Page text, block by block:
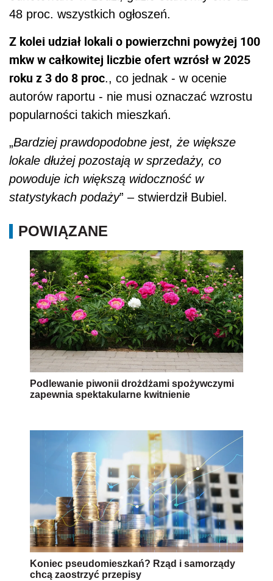
48 proc. wszystkich ogłoszeń.
Z kolei udział lokali o powierzchni powyżej 100
mkw w całkowitej liczbie ofert wzrósł w 2025
roku z 3 do 8 proc., co jednak - w ocenie
autorów raportu - nie musi oznaczać wzrostu
popularności takich mieszkań.
„Bardziej prawdopodobne jest, że większe
lokale dłużej pozostają w sprzedaży, co
powoduje ich większą widoczność w
statystykach podaży” – stwierdził Bubiel.
POWIĄZANE
Podlewanie piwonii drożdżami spożywczymi
zapewnia spektakularne kwitnienie
Koniec pseudomieszkań? Rząd i samorządy
chcą zaostrzyć przepisy